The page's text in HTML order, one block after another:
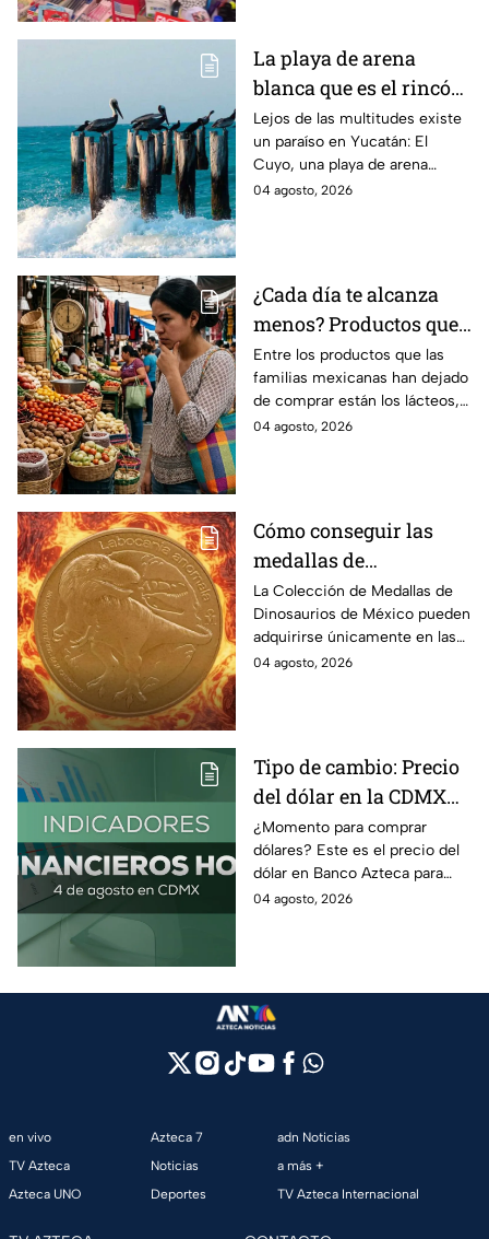
La playa de arena
blanca que es el rincón
escondido en la Costa
Esmeralda de Yucatán
y es ideal para las
vacaciones de verano
Lejos de las multitudes existe
un paraíso en Yucatán: El
Cuyo, una playa de arena
blanca en la Costa Esmeralda
04 agosto, 2026
¿Cada día te alcanza
menos? Productos que
la gente deja de
comprar para cubrir la
canasta básica en
México, según Anpec
Entre los productos que las
familias mexicanas han dejado
de comprar están los lácteos,
comida enlatada, pan de caja,
04 agosto, 2026
Cómo conseguir las
medallas de
Dinosaurios de México
La Colección de Medallas de
Dinosaurios de México pueden
adquirirse únicamente en las
tiendas físicas de la Casa de la
04 agosto, 2026
Tipo de cambio: Precio
del dólar en la CDMX
hoy 4 de agosto 2026
¿Momento para comprar
dólares? Este es el precio del
dólar en Banco Azteca para
hoy martes 4 de agosto 2026:
04 agosto, 2026
en vivo
TV Azteca
Azteca UNO
Azteca 7
Noticias
Deportes
adn Noticias
a más +
TV Azteca Internacional